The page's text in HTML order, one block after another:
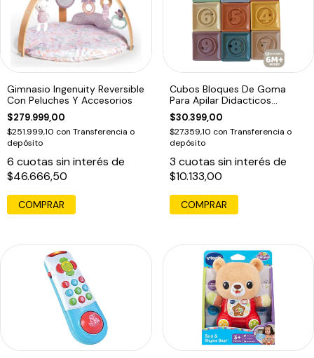
Gimnasio Ingenuity Reversible
Con Peluches Y Accesorios
$279.999,00
$251.999,10 con Transferencia o
depósito
6 cuotas sin interés de
$46.666,50
Cubos Bloques De Goma
Para Apilar Didacticos
Texturas Bebe Color
Multicolor
$30.399,00
$27.359,10 con Transferencia o
depósito
3 cuotas sin interés de
$10.133,00